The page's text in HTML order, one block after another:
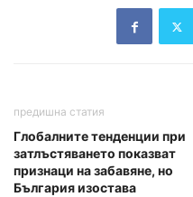
предишна статия
Глобалните тенденции при
затлъстяването показват
признаци на забавяне, но
България изостава